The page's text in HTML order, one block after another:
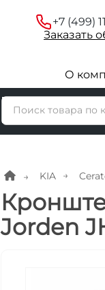
+7 (499)
Заказать
О
KIA
Jorden